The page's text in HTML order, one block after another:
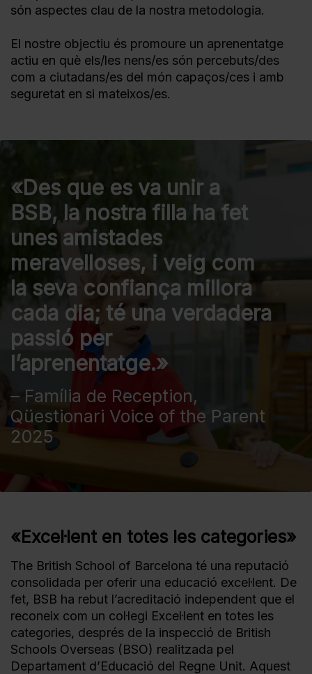
són aspectes clau de la nostra metodologia.
El nostre objectiu és promoure un aprenentatge
actiu en què els/les nens/es són percebuts/des
com a ciutadans/es del món capaços/ces i amb
seguretat en si mateixos/es.
«Des que es va unir a
BSB, la nostra filla ha fet
unes amistades
meravelloses, i veig com
la seva confiança millora
cada dia; té una verdadera
passió per
l’aprenentatge.»
– Família de Reception,
Qüestionari Voice of the Parent
2025
«Excel·lent en totes les categories»
The British School of Barcelona té una reputació
consolidada per oferir una educació excel·lent. De
fet, BSB ha rebut l’acreditació independent que el
reconeix com un col·legi Excel·lent en totes les
categories, després de la inspecció de British
Schools Overseas (BSO) realitzada pel
Departament d’Educació del Regne Unit. Aquest